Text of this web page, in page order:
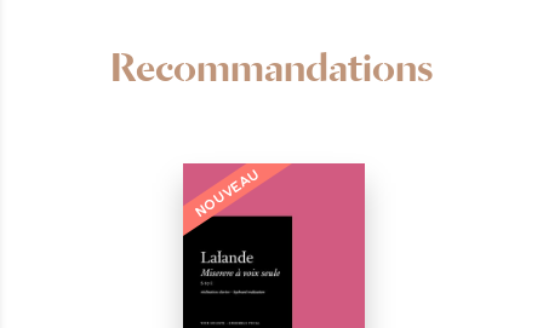
Recommandations
NOUVEAU